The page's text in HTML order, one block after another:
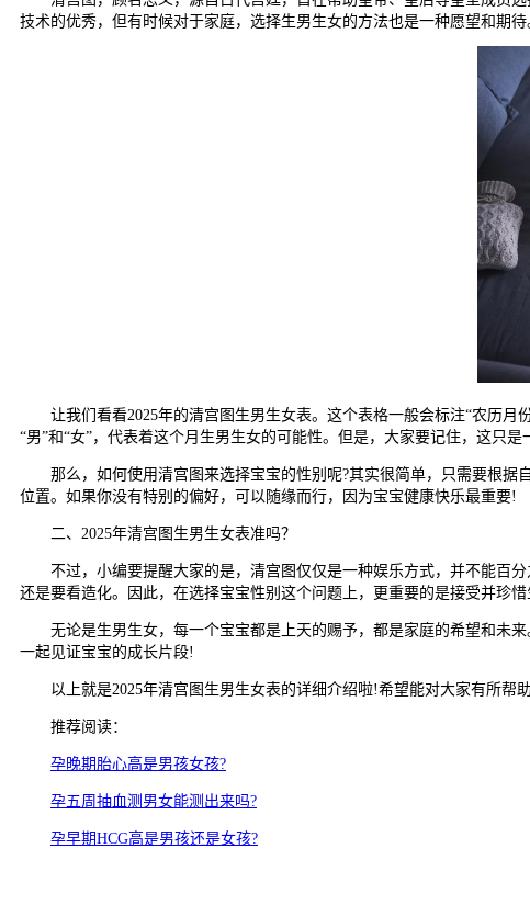
技术的优秀，但有时候对于家庭，选择生男生女的方法也是一种愿望和期待
让我们看看2025年的清宫图生男生女表。这个表格一般会标注“农历月
“男”和“女”，代表着这个月生男生女的可能性。但是，大家要记住，这只
那么，如何使用清宫图来选择宝宝的性别呢?其实很简单，只需要根据
位置。如果你没有特别的偏好，可以随缘而行，因为宝宝健康快乐最重要!
二、2025年清宫图生男生女表准吗？
不过，小编要提醒大家的是，清宫图仅仅是一种娱乐方式，并不能百分
还是要看造化。因此，在选择宝宝性别这个问题上，更重要的是接受并珍
无论是生男生女，每一个宝宝都是上天的赐予，都是家庭的希望和未来
一起见证宝宝的成长片段!
以上就是2025年清宫图生男生女表的详细介绍啦!希望能对大家有所帮
推荐阅读：
孕晚期胎心高是男孩女孩?
孕五周抽血测男女能测出来吗?
孕早期HCG高是男孩还是女孩?